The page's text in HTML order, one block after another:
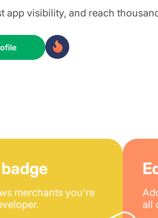
app visibility, and reach
merchants you're
all